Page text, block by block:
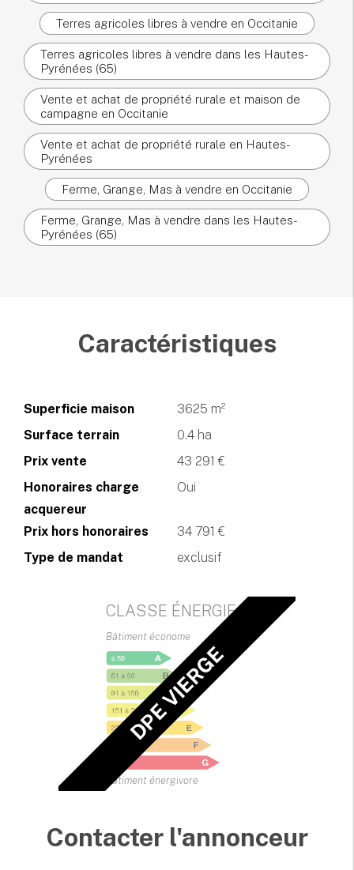
Terres agricoles libres à vendre en Occitanie
Terres agricoles libres à vendre dans les Hautes-
Pyrénées (65)
Vente et achat de propriété rurale et maison de
campagne en Occitanie
Vente et achat de propriété rurale en Hautes-
Pyrénées
Ferme, Grange, Mas à vendre en Occitanie
Ferme, Grange, Mas à vendre dans les Hautes-
Pyrénées (65)
Caractéristiques
Superficie maison
3625 m²
Surface terrain
0.4 ha
Prix vente
43 291 €
Honoraires charge
acquereur
Oui
Prix hors honoraires
34 791 €
Type de mandat
exclusif
CLASSE ÉNERGIE
Bâtiment économe
Bâtiment énergivore
DPE VIERGE
Contacter l'annonceur